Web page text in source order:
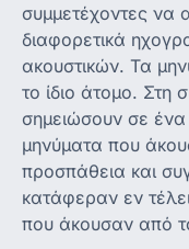
συμμετέχοντες να
διαφορετικά
ακουστικών. Τα
το ίδιο άτομο. Στη
σημειώσουν σε
μηνύματα που
προσπάθεια και
κατάφεραν εν
που άκουσαν από